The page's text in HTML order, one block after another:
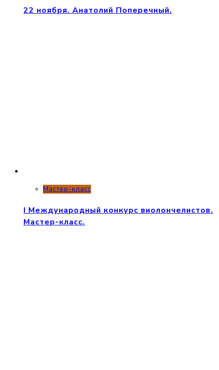
22 ноября. Анатолий Поперечный.
Мастер-класс
I Международный конкурс виолончелистов.
Мастер-класс.